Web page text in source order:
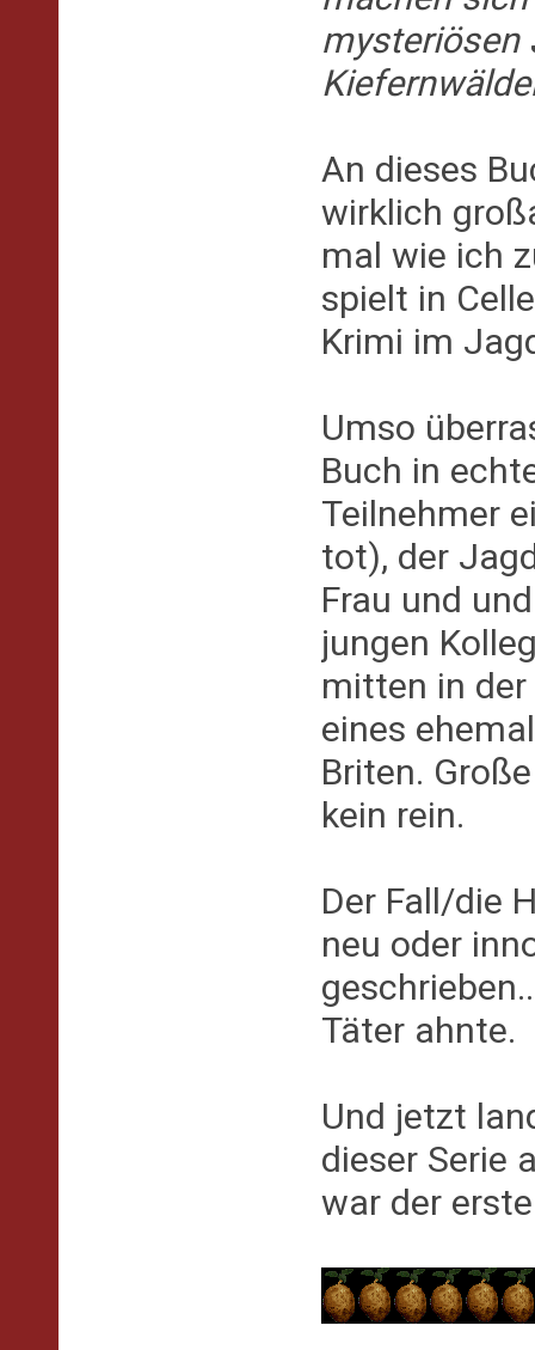
mysteriösen
An dieses
wirklich
mal wie ich
spielt in
Krimi im
Umso
Buch in
Teilnehmer
tot), der
Frau und
jungen
mitten in der
eines
Briten.
kein rein.
Der Fall/die
neu oder
Täter ahnte.
Und jetzt
dieser Serie
war der